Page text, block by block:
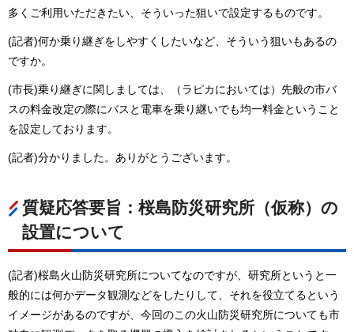
多くご利用いただきたい、そういった狙いで設定するものです。
(記者)何か乗り継ぎをしやすくしたいなど、そういう狙いもあるの
ですか。
(市長)乗り継ぎに関しましては、（ラピカにおいては）先般の市バ
スの料金改定の際にバスと電車を乗り継いでも均一料金ということ
を設定しております。
(記者)分かりました。ありがとうございます。
質疑応答要旨：桜島防災研究所（仮称）の
設置について
(記者)桜島火山防災研究所についてなのですが、研究所というと一
般的には何かデータ観測などをしたりして、それを役立てるという
イメージがあるのですが、今回のこの火山防災研究所についても市